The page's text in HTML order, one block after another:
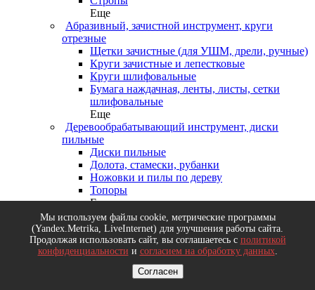
Еще
Абразивный, зачистной инструмент, круги
отрезные
Щетки зачистные (для УШМ, дрели, ручные)
Круги зачистные и лепестковые
Круги шлифовальные
Бумага наждачная, ленты, листы, сетки
шлифовальные
Еще
Деревообрабатывающий инструмент, диски
пильные
Диски пильные
Долота, стамески, рубанки
Ножовки и пилы по дереву
Топоры
Еще
Измерительный инструмент
Рулетки
Резьбомеры, щупы
Уровни, правила, линейки
Микрометры, нутрометры, угломеры
Мы используем файлы cookie, метрические программы
(Yandex.Metrika, LiveInternet) для улучшения работы сайта.
Продолжая использовать сайт, вы соглашаетесь с политикой
конфиденциальности и согласием на обработку данных.
Согласен